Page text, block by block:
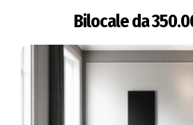
Bilocale da